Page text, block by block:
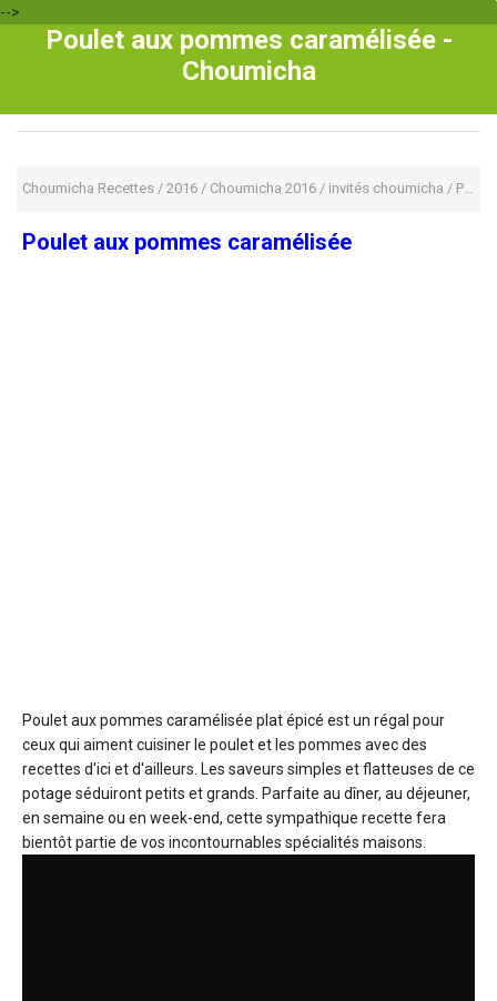
-->
Poulet aux pommes caramélisée -
Choumicha
Choumicha Recettes / 2016 / Choumicha 2016 / invités choumicha / Plat Chaud
Poulet aux pommes caramélisée
Poulet aux pommes caramélisée plat épicé est un régal pour
ceux qui aiment cuisiner le poulet et les pommes avec des
recettes d'ici et d'ailleurs. Les saveurs simples et flatteuses de ce
potage séduiront petits et grands. Parfaite au dîner, au déjeuner,
en semaine ou en week-end, cette sympathique recette fera
bientôt partie de vos incontournables spécialités maisons.